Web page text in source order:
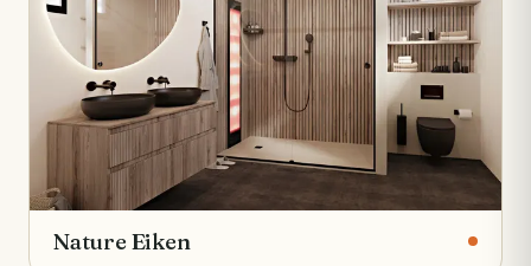
Nature Eiken